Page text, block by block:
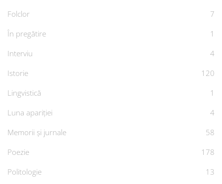
Folclor
7
În pregătire
1
Interviu
4
Istorie
120
Lingvistică
1
Luna apariției
4
Memorii și jurnale
58
Poezie
178
Politologie
13